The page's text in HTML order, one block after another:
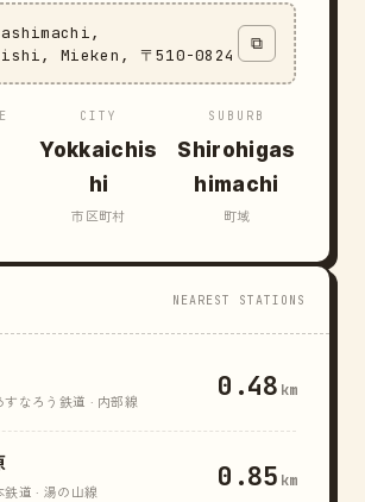
Mieken, 〒510-0824
⧉
CITY
Yokkaichis
hi
市区町村
SUBURB
Shirohigas
himachi
町域
NEAREST STATIONS
すなろう鉄道 · 内部線 0.48 km
鉄道 · 湯の山線 0.85 km